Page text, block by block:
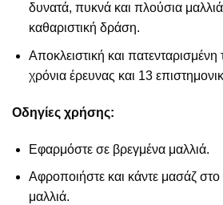
δυνατά, πυκνά και πλούσια
καθαριστική δράση.
Αποκλειστική και πατενταρισμένη
χρόνια έρευνας και 13
Οδηγίες χρήσης:
Εφαρμόστε σε βρεγμένα μαλλιά.
Αφροποιήστε και κάντε μασάζ στο
μαλλιά.